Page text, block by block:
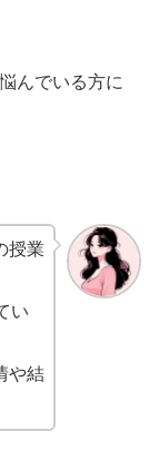
んでいる方に
授業
い
や結